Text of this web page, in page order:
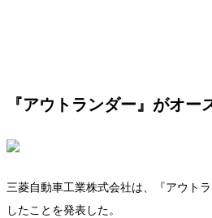
『アウトランダー』がオ
三菱自動車工業株式会社は、『アウト
したことを発表した。